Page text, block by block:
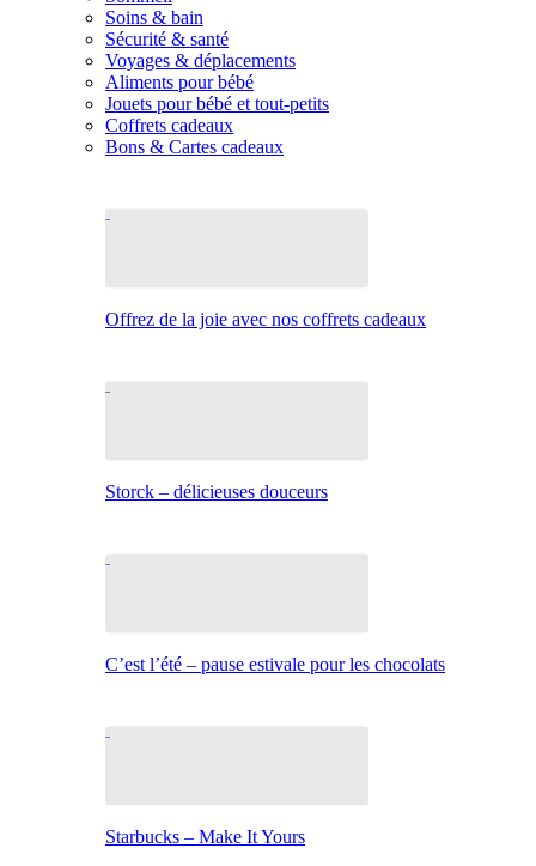
Soins & bain
Sécurité & santé
Voyages & déplacements
Aliments pour bébé
Jouets pour bébé et tout-petits
Coffrets cadeaux
Bons & Cartes cadeaux
Offrez de la joie avec nos coffrets cadeaux
Storck – délicieuses douceurs
C’est l’été – pause estivale pour les chocolats
Starbucks – Make It Yours